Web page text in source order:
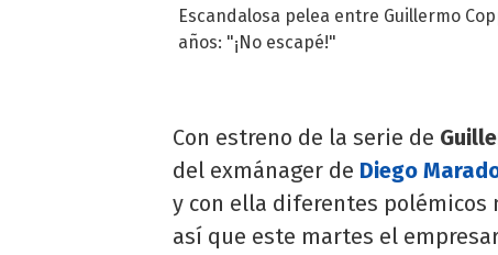
Escandalosa pelea entre Guillermo
años: "¡No escapé!"
Con estreno de la serie de
del exmánager de Diego
y con ella diferentes polémicos
así que este martes el